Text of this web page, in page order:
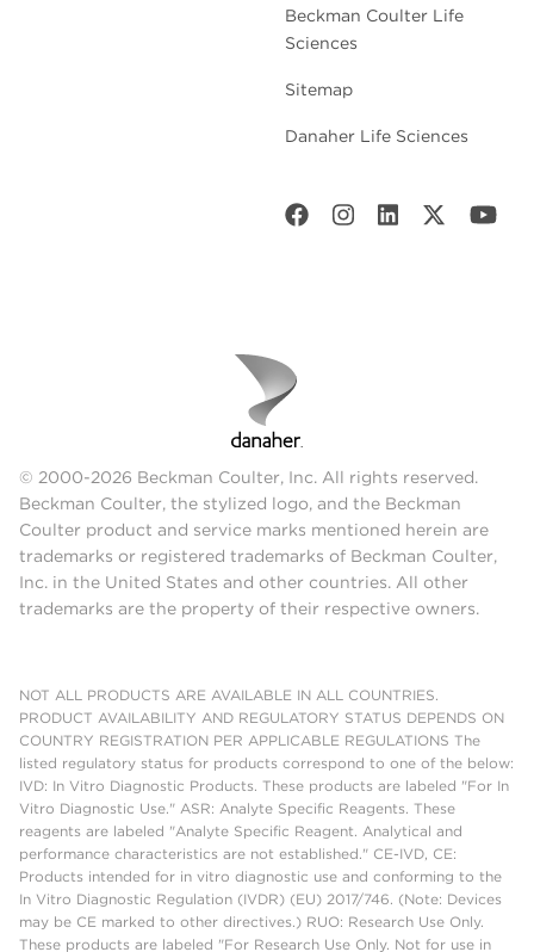
Beckman Coulter Life
Sciences
Sitemap
Danaher Life Sciences
© 2000-2026 Beckman Coulter, Inc. All rights reserved.
Beckman Coulter, the stylized logo, and the Beckman
Coulter product and service marks mentioned herein are
trademarks or registered trademarks of Beckman Coulter,
Inc. in the United States and other countries. All other
trademarks are the property of their respective owners.
NOT ALL PRODUCTS ARE AVAILABLE IN ALL COUNTRIES.
PRODUCT AVAILABILITY AND REGULATORY STATUS DEPENDS ON
COUNTRY REGISTRATION PER APPLICABLE REGULATIONS The
listed regulatory status for products correspond to one of the below:
IVD: In Vitro Diagnostic Products. These products are labeled "For In
Vitro Diagnostic Use." ASR: Analyte Specific Reagents. These
reagents are labeled "Analyte Specific Reagent. Analytical and
performance characteristics are not established." CE-IVD, CE:
Products intended for in vitro diagnostic use and conforming to the
In Vitro Diagnostic Regulation (IVDR) (EU) 2017/746. (Note: Devices
may be CE marked to other directives.) RUO: Research Use Only.
These products are labeled "For Research Use Only. Not for use in